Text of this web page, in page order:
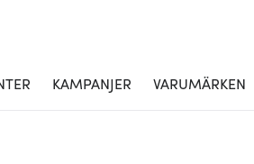
KAMPANJER VARUMÄRKEN